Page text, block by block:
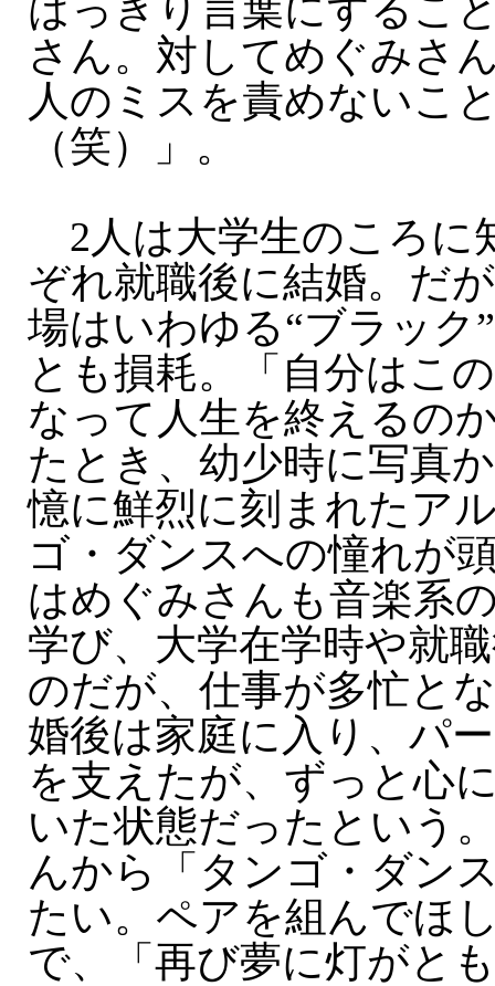
はっきり言葉にするこ
さん。対してめぐみさ
人のミスを責めないこ
（笑）」。
2人は大学生のころに
ぞれ就職後に結婚。だ
場はいわゆる“ブラック
とも損耗。「自分はこ
なって人生を終えるの
たとき、幼少時に写真
憶に鮮烈に刻まれたア
ゴ・ダンスへの憧れが
はめぐみさんも音楽系
学び、大学在学時や就
のだが、仕事が多忙と
婚後は家庭に入り、パ
を支えたが、ずっと心
いた状態だったという
んから「タンゴ・ダン
たい。ペアを組んでほ
で、「再び夢に灯がと